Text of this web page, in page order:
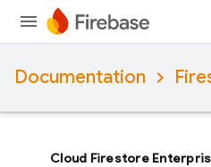
Documentation
Cloud Firestore